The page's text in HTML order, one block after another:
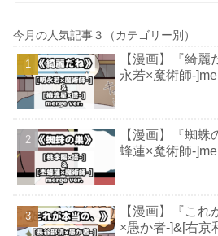
今月の人気記事３（カテゴリー別）
【漫画】『綺
永若×魔術師-
【漫画】『蜘
蜂蓮×魔術師-
【漫画】『こ
×愚か者-]&[右京